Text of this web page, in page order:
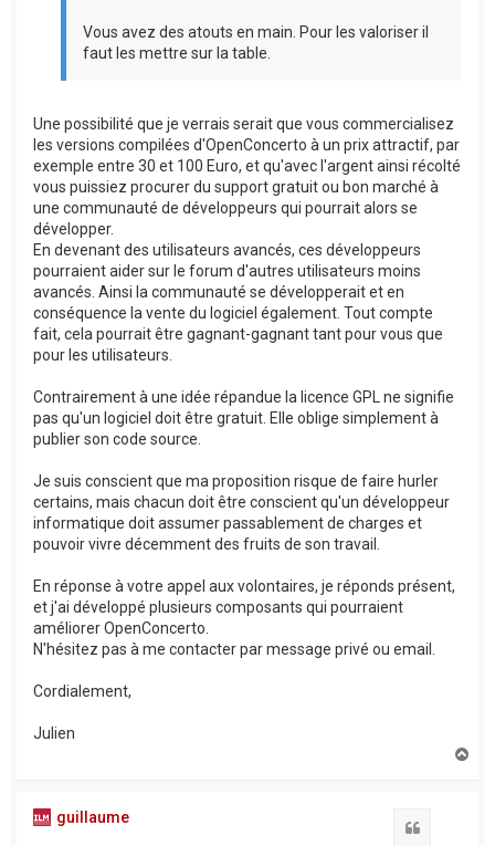
Vous avez des atouts en main. Pour les valoriser il
faut les mettre sur la table.
Une possibilité que je verrais serait que vous commercialisez
les versions compilées d'OpenConcerto à un prix attractif, par
exemple entre 30 et 100 Euro, et qu'avec l'argent ainsi récolté
vous puissiez procurer du support gratuit ou bon marché à
une communauté de développeurs qui pourrait alors se
développer.
En devenant des utilisateurs avancés, ces développeurs
pourraient aider sur le forum d'autres utilisateurs moins
avancés. Ainsi la communauté se développerait et en
conséquence la vente du logiciel également. Tout compte
fait, cela pourrait être gagnant-gagnant tant pour vous que
pour les utilisateurs.
Contrairement à une idée répandue la licence GPL ne signifie
pas qu'un logiciel doit être gratuit. Elle oblige simplement à
publier son code source.
Je suis conscient que ma proposition risque de faire hurler
certains, mais chacun doit être conscient qu'un développeur
informatique doit assumer passablement de charges et
pouvoir vivre décemment des fruits de son travail.
En réponse à votre appel aux volontaires, je réponds présent,
et j'ai développé plusieurs composants qui pourraient
améliorer OpenConcerto.
N'hésitez pas à me contacter par message privé ou email.
Cordialement,
Julien
guillaume